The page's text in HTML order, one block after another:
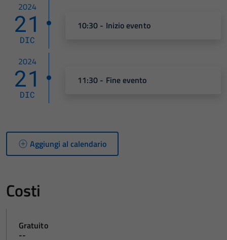
2024
21
DIC
10:30 - Inizio evento
2024
21
DIC
11:30 - Fine evento
Aggiungi al calendario
Costi
Gratuito
--